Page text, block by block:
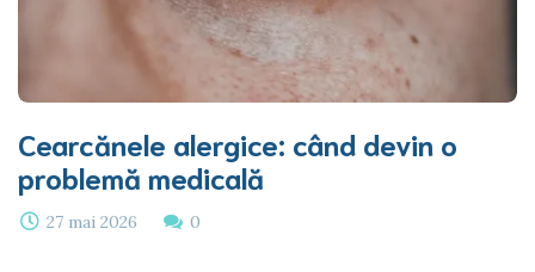
Cearcănele alergice: când devin o
problemă medicală
27 mai 2026 0